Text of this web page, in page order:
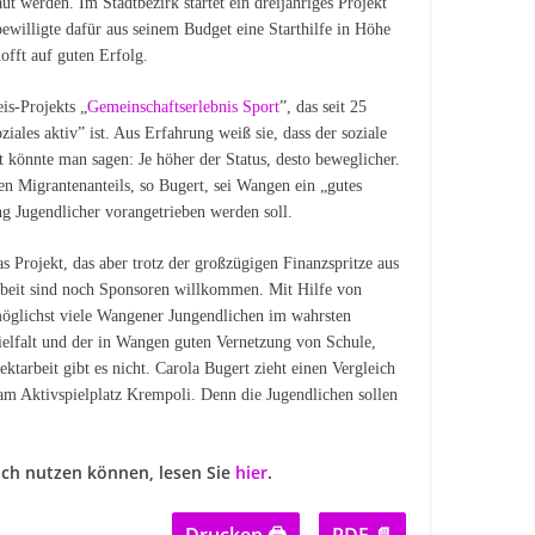
dafür aus seinem Budget eine Starthilfe in Höhe
auf guten Erfolg.
Projekts „Gemeinschaftserlebnis Sport”, das seit 25
aktiv” ist. Aus Erfahrung weiß sie, dass der soziale
man sagen: Je höher der Status, desto beweglicher.
Migrantenanteils, so Bugert, sei Wangen ein „gutes
Jugendlicher vorangetrieben werden soll.
das aber trotz der großzügigen Finanzspritze aus
sind noch Sponsoren willkommen. Mit Hilfe von
viele Wangener Jungendlichen im wahrsten
und der in Wangen guten Vernetzung von Schule,
gibt es nicht. Carola Bugert zieht einen Vergleich
Aktivspielplatz Krempoli. Denn die Jugendlichen sollen
nutzen können, lesen Sie hier.